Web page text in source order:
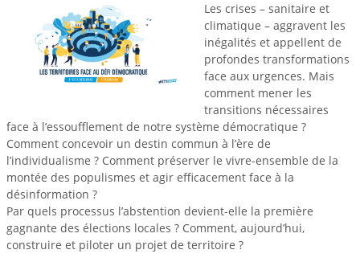
Les crises – sanitaire et
climatique – aggravent les
inégalités et appellent de
profondes transformations
face aux urgences. Mais
comment mener les
transitions nécessaires
face à l’essoufflement de notre système démocratique ?
Comment concevoir un destin commun à l’ère de
l’individualisme ? Comment préserver le vivre-ensemble de la
montée des populismes et agir efficacement face à la
désinformation ?
Par quels processus l’abstention devient-elle la première
gagnante des élections locales ? Comment, aujourd’hui,
construire et piloter un projet de territoire ?